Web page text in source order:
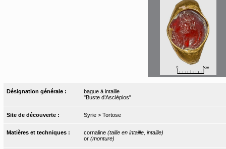
Désignation générale :
bague à intaille
"Buste d’Asclépios"
Site de découverte : Syrie > Tortose
Matières et techniques : cornaline (taille en intaille, intaille)
or (monture)